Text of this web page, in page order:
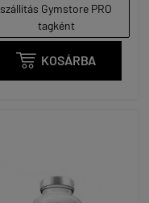
szállítás Gymstore PRO
tagként
 KOSÁRBA